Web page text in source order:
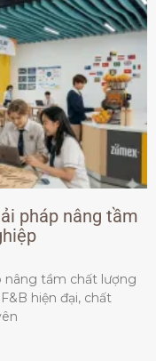
pháp nâng tầm
nâng tầm chất lượng
hiện đại, chất